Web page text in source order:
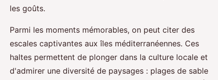
les goûts.
Parmi les moments mémorables, on peut citer des
escales captivantes aux îles méditerranéennes. Ces
haltes permettent de plonger dans la culture locale et
d'admirer une diversité de paysages : plages de sable